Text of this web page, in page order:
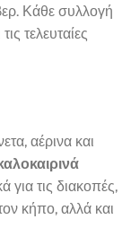
Κάθε συλλογή
τελευταίες
αέρινα και
για τις διακοπές,
κήπο, αλλά και